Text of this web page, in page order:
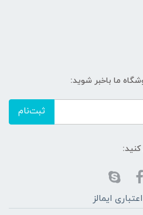
ما باخبر شوید:
ثبت‌نام